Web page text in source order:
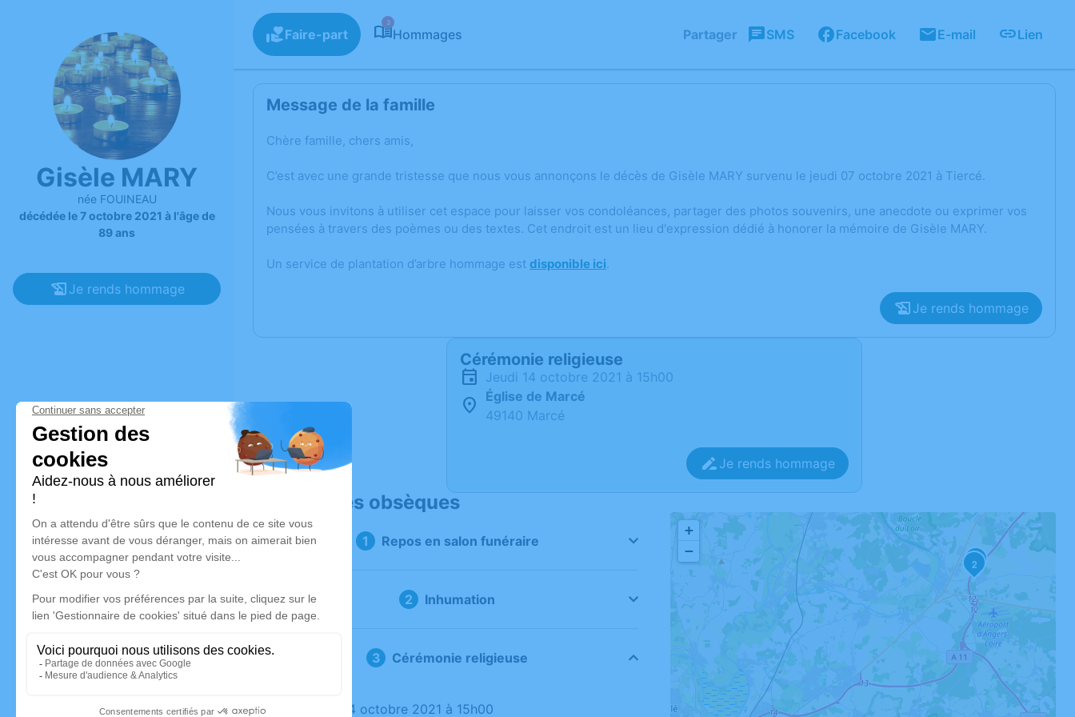
Gisèle MARY
née FOUINEAU
décédée le 7 octobre 2021 à l'âge de
89 ans
Je rends hommage
Faire-part
3
Hommages Partager SMS Facebook E-mail Lien
Message de la famille
Chère famille, chers amis,
C’est avec une grande tristesse que nous vous annonçons le décès de Gisèle MARY survenu le jeudi 07 octobre 2021 à Tiercé.
Nous vous invitons à utiliser cet espace pour laisser vos condoléances, partager des photos souvenirs, une anecdote ou exprimer vos
pensées à travers des poèmes ou des textes. Cet endroit est un lieu d'expression dédié à honorer la mémoire de Gisèle MARY.
Un service de plantation d’arbre hommage est disponible ici.
Je rends hommage
Cérémonie religieuse
jeudi 14 octobre 2021 à 15h00
Église de Marcé
49140 Marcé
Je rends hommage
Déroulé des obsèques
Repos en salon funéraire
Inhumation
Cérémonie religieuse
Le jeudi 14 octobre 2021 à 15h00
2
3
+
−